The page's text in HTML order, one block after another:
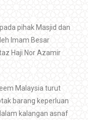
pihak Masjid dan
Imam Besar
Haji Nor Azamir
Malaysia turut
barang keperluan
kalangan asnaf